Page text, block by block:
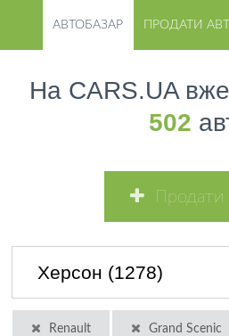
АВТОБАЗАР ПРОДАТИ
На CARS.UA
502
Продати
Renault Grand Scenic